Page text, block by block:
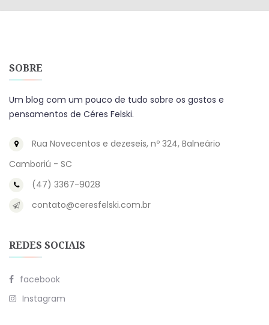
SOBRE
Um blog com um pouco de tudo sobre os gostos e
pensamentos de Céres Felski.
Rua Novecentos e dezeseis, nº 324, Balneário
Camboriú - SC
(47) 3367-9028
contato@ceresfelski.com.br
REDES SOCIAIS
facebook
Instagram